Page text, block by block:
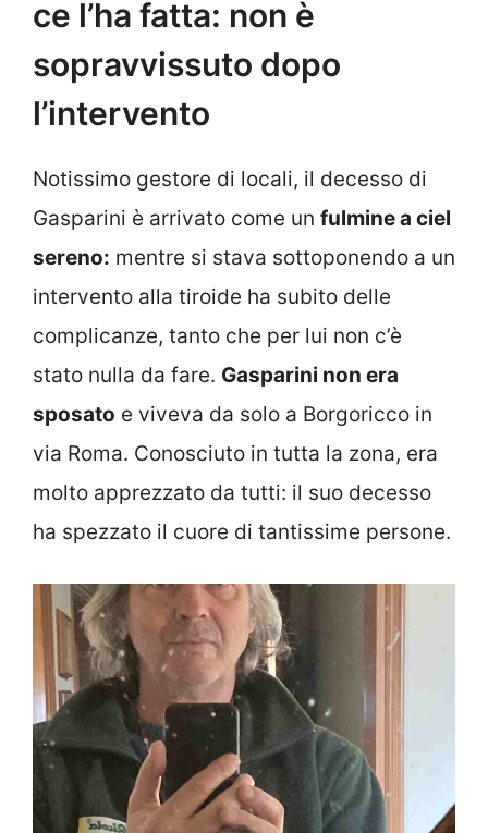
ce l’ha fatta: non è
sopravvissuto dopo
l’intervento
Notissimo gestore di locali, il decesso di
Gasparini è arrivato come un fulmine a ciel
sereno: mentre si stava sottoponendo a un
intervento alla tiroide ha subito delle
complicanze, tanto che per lui non c’è
stato nulla da fare. Gasparini non era
sposato e viveva da solo a Borgoricco in
via Roma. Conosciuto in tutta la zona, era
molto apprezzato da tutti: il suo decesso
ha spezzato il cuore di tantissime persone.